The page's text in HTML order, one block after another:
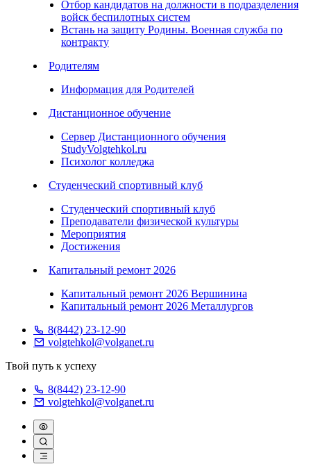
Отбор кандидатов на должности в подразделения
войск беспилотных систем
Встань на защиту Родины. Военная служба по
контракту
Родителям
Информация для Родителей
Дистанционное обучение
Сервер Дистанционного обучения
StudyVolgtehkol.ru
Психолог колледжа
Студенческий спортивный клуб
Студенческий спортивный клуб
Преподаватели физической культуры
Мероприятия
Достижения
Капитальный ремонт 2026
Капитальный ремонт 2026 Вершинина
Капитальный ремонт 2026 Металлургов
8(8442) 23-12-90
volgtehkol@volganet.ru
Твой путь к успеху
8(8442) 23-12-90
volgtehkol@volganet.ru